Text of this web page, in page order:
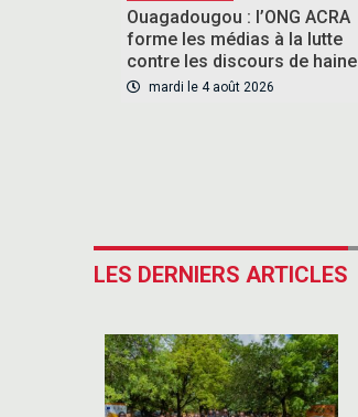
Ouagadougou : l’ONG ACRA
forme les médias à la lutte
contre les discours de haine
mardi le 4 août 2026
LES DERNIERS ARTICLES